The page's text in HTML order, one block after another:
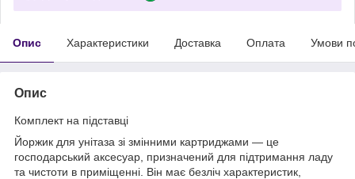
Опис Характеристики Доставка Оплата Умови
Опис
Комплект на підставці
Йоржик для унітаза зі змінними картриджами — це
господарський аксесуар, призначений для підтримання ладу
та чистоти в приміщенні. Він має безліч характеристик,